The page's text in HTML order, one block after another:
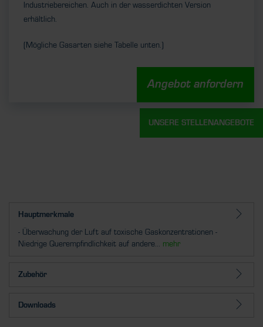
Industriebereichen. Auch in der wasserdichten Version
erhältlich.
(Mögliche Gasarten siehe Tabelle unten.)
Angebot anfordern
Hauptmerkmale
- Überwachung der Luft auf toxische Gaskonzentrationen -
Niedrige Querempfindlichkeit auf andere... mehr
Zubehör
Downloads
UNSERE STELLENANGEBOTE